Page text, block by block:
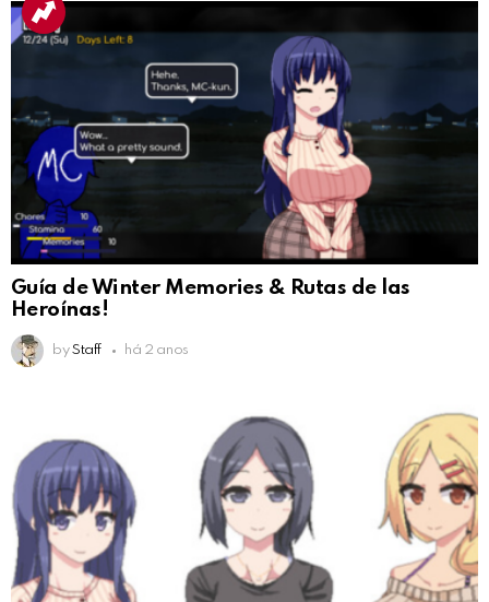
Guía de Winter Memories & Rutas de las
Heroínas!
by Staff há 2 anos